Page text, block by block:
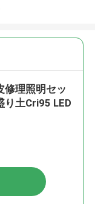
修理照明セッ
り土Cri95 LED